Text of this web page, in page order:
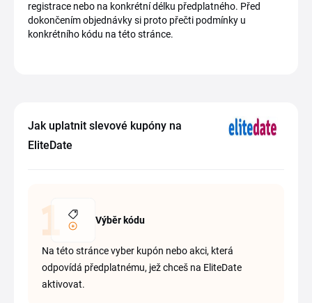
registrace nebo na konkrétní délku předplatného. Před
dokončením objednávky si proto přečti podmínky u
konkrétního kódu na této stránce.
Jak uplatnit slevové kupóny na
EliteDate
Výběr kódu
Na této stránce vyber kupón nebo akci, která
odpovídá předplatnému, jež chceš na EliteDate
aktivovat.